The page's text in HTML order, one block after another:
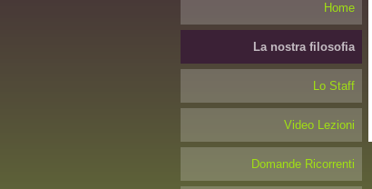
Home
La nostra filosofia
Lo Staff
Video Lezioni
Domande Ricorrenti